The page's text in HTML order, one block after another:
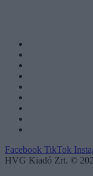
Facebook TikTok
HVG Kiadó Zrt. ©